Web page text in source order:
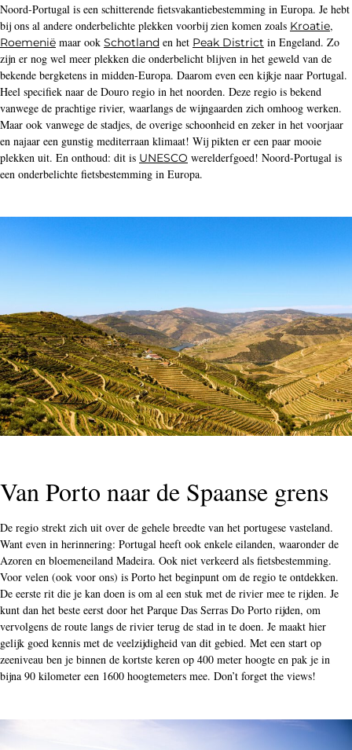
Noord-Portugal is een schitterende fietsvakantiebestemming in Europa. Je hebt
bij ons al andere onderbelichte plekken voorbij zien komen zoals Kroatie,
Roemenië maar ook Schotland en het Peak District in Engeland. Zo
zijn er nog wel meer plekken die onderbelicht blijven in het geweld van de
bekende bergketens in midden-Europa. Daarom even een kijkje naar Portugal.
Heel specifiek naar de Douro regio in het noorden. Deze regio is bekend
vanwege de prachtige rivier, waarlangs de wijngaarden zich omhoog werken.
Maar ook vanwege de stadjes, de overige schoonheid en zeker in het voorjaar
en najaar een gunstig mediterraan klimaat! Wij pikten er een paar mooie
plekken uit. En onthoud: dit is UNESCO werelderfgoed! Noord-Portugal is
een onderbelichte fietsbestemming in Europa.
Van Porto naar de Spaanse grens
De regio strekt zich uit over de gehele breedte van het portugese vasteland.
Want even in herinnering: Portugal heeft ook enkele eilanden, waaronder de
Azoren en bloemeneiland Madeira. Ook niet verkeerd als fietsbestemming.
Voor velen (ook voor ons) is Porto het beginpunt om de regio te ontdekken.
De eerste rit die je kan doen is om al een stuk met de rivier mee te rijden. Je
kunt dan het beste eerst door het Parque Das Serras Do Porto rijden, om
vervolgens de route langs de rivier terug de stad in te doen. Je maakt hier
gelijk goed kennis met de veelzijdigheid van dit gebied. Met een start op
zeeniveau ben je binnen de kortste keren op 400 meter hoogte en pak je in
bijna 90 kilometer een 1600 hoogtemeters mee. Don’t forget the views!